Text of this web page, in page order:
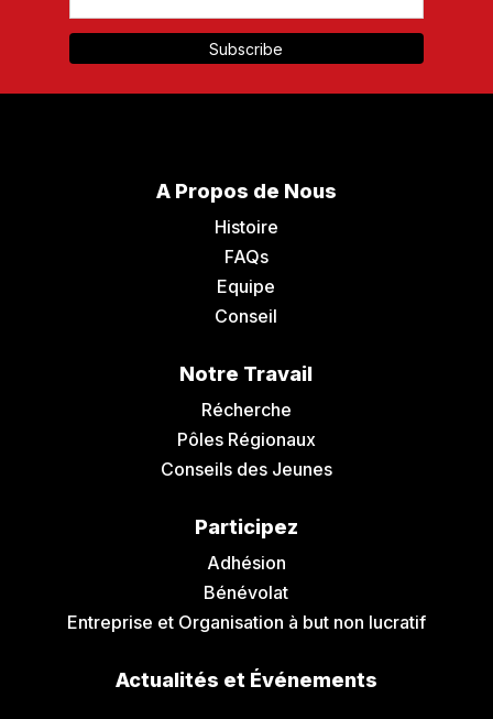
A Propos de Nous
Histoire
FAQs
Equipe
Conseil
Notre Travail
Récherche
Pôles Régionaux
Conseils des Jeunes
Participez
Adhésion
Bénévolat
Entreprise et Organisation à but non lucratif
Actualités et Événements